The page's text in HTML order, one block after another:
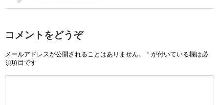
コメントをどうぞ
メールアドレスが公開されることはありません。 * が付いている欄は必
須項目です